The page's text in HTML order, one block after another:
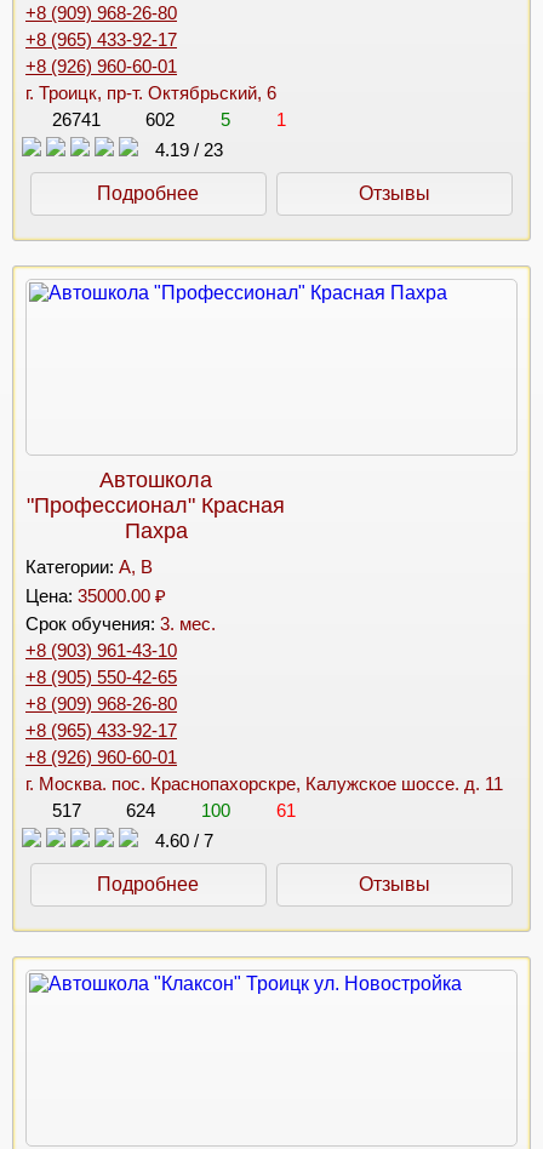
+8 (909) 968-26-80
+8 (965) 433-92-17
+8 (926) 960-60-01
г. Троицк, пр-т. Октябрьский, 6
26741
602 5
1
4.19 / 23
Подробнее Отзывы
Автошкола
"Профессионал" Красная
Пахра
Категории: A, B
Цена: 35000.00 ₽
Срок обучения: 3. мес.
+8 (903) 961-43-10
+8 (905) 550-42-65
+8 (909) 968-26-80
+8 (965) 433-92-17
+8 (926) 960-60-01
г. Москва. пос. Краснопахорскре, Калужское шоссе. д. 11
517
624 100
61
4.60 / 7
Подробнее Отзывы